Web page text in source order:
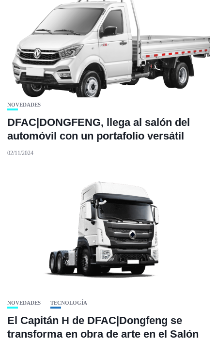
NOVEDADES
DFAC|DONGFENG, llega al salón del
automóvil con un portafolio versátil
02/11/2024
NOVEDADES TECNOLOGÍA
El Capitán H de DFAC|Dongfeng se
transforma en obra de arte en el Salón